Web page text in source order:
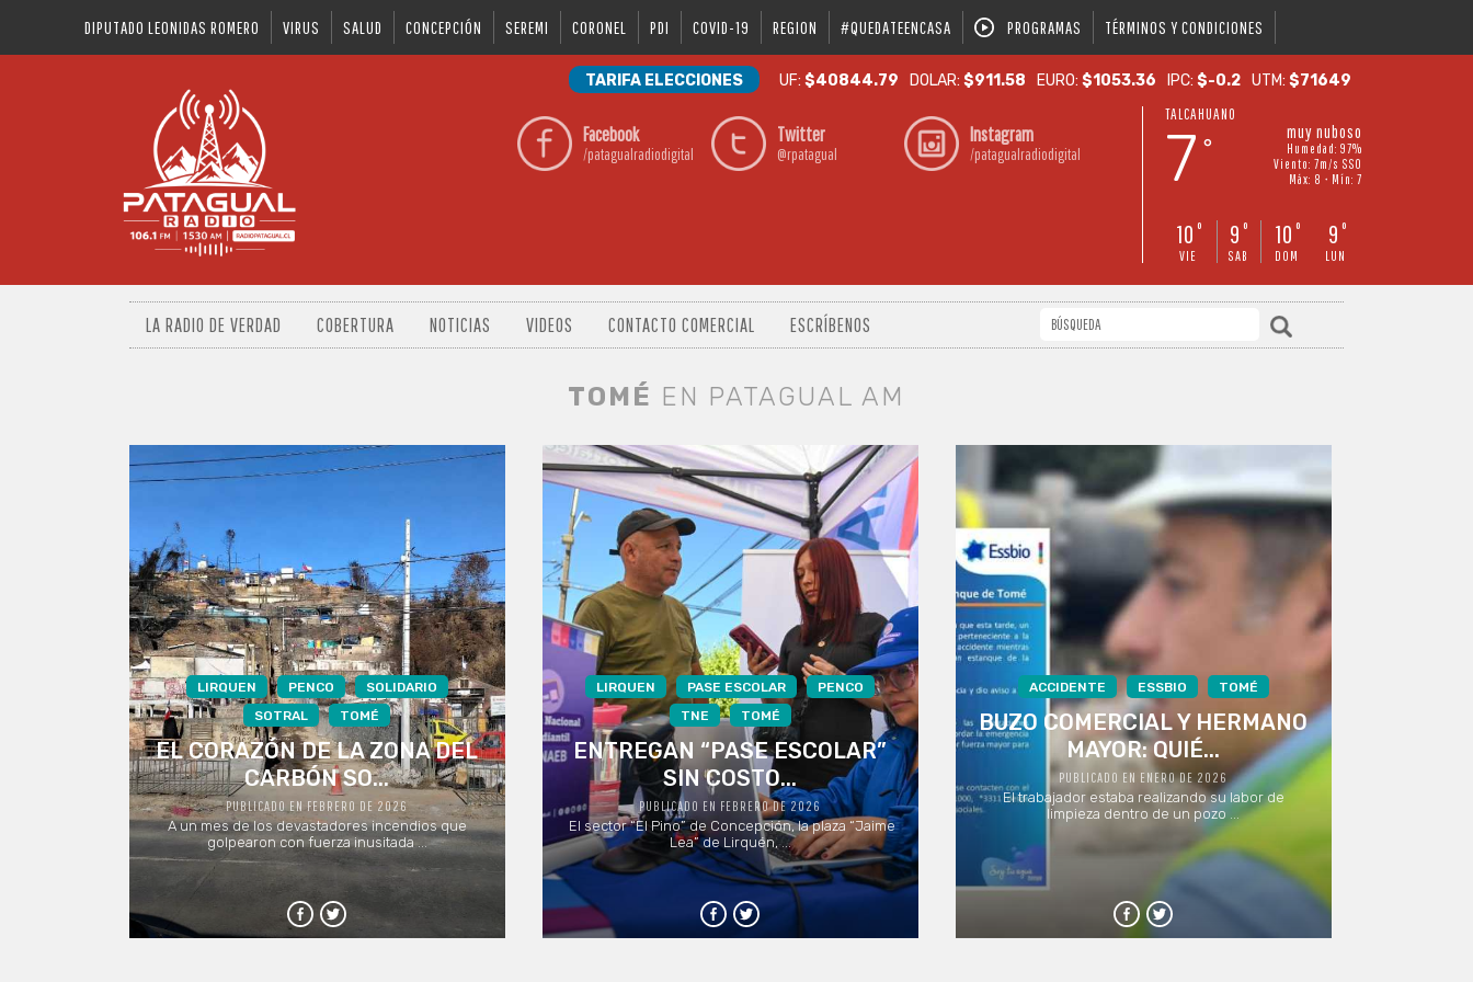
DIPUTADO LEONIDAS ROMERO VIRUS SALUD CONCEPCIÓN SEREMI CORONEL PDI COVID-19 REGION #QUEDATEENCASA PROGRAMAS TÉRMINOS Y CONDICIONES
TARIFA ELECCIONES UF:$40844.79 DOLAR:$911.58 EURO:$1053.36 IPC:$-0.2 UTM:$71649
Facebook
/patagualradiodigital
Twitter
@rpatagual
Instagram
/patagualradiodigital
TALCAHUANO
7 °
muy nuboso
Humedad: 97%
Viento: 7m/s SSO
Máx: 8 • Mín: 7
10 °
VIE
9 °
SAB
10 °
DOM
9 °
LUN
LA RADIO DE VERDAD COBERTURA NOTICIAS VIDEOS CONTACTO COMERCIAL ESCRÍBENOS
TOMÉ EN PATAGUAL AM
LIRQUEN PENCO
SOLIDARIO
SOTRAL
TOMÉ
EL CORAZÓN DE LA ZONA DEL
CARBÓN SO...
PUBLICADO EN FEBRERO DE 2026
A un mes de los devastadores incendios que
golpearon con fuerza inusitada ...
LIRQUEN PASE ESCOLAR
PENCO
TNE
TOMÉ
ENTREGAN “PASE ESCOLAR”
SIN COSTO...
PUBLICADO EN FEBRERO DE 2026
El sector “El Pino” de Concepción, la plaza “Jaime
Lea” de Lirquén, ...
ACCIDENTE ESSBIO TOMÉ
BUZO COMERCIAL Y HERMANO
MAYOR: QUIÉ...
PUBLICADO EN ENERO DE 2026
El trabajador estaba realizando su labor de
limpieza dentro de un pozo ...